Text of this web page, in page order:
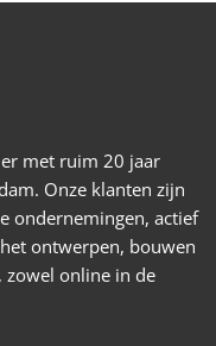
met ruim 20 jaar
Onze klanten zijn
ondernemingen, actief
ontwerpen, bouwen
zowel online in de